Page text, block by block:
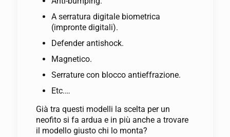
A serratura digitale biometrica
(impronte digitali).
Defender antishock.
Magnetico.
Serrature con blocco antieffrazione.
Etc.…
Già tra questi modelli la scelta per un
neofito si fa ardua e in più anche a trovare
il modello giusto chi lo monta?